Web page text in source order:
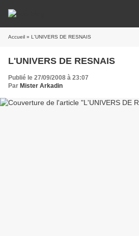
Accueil » L'UNIVERS DE RESNAIS
L'UNIVERS DE RESNAIS
Publié le 27/09/2008 à 23:07
Par Mister Arkadin